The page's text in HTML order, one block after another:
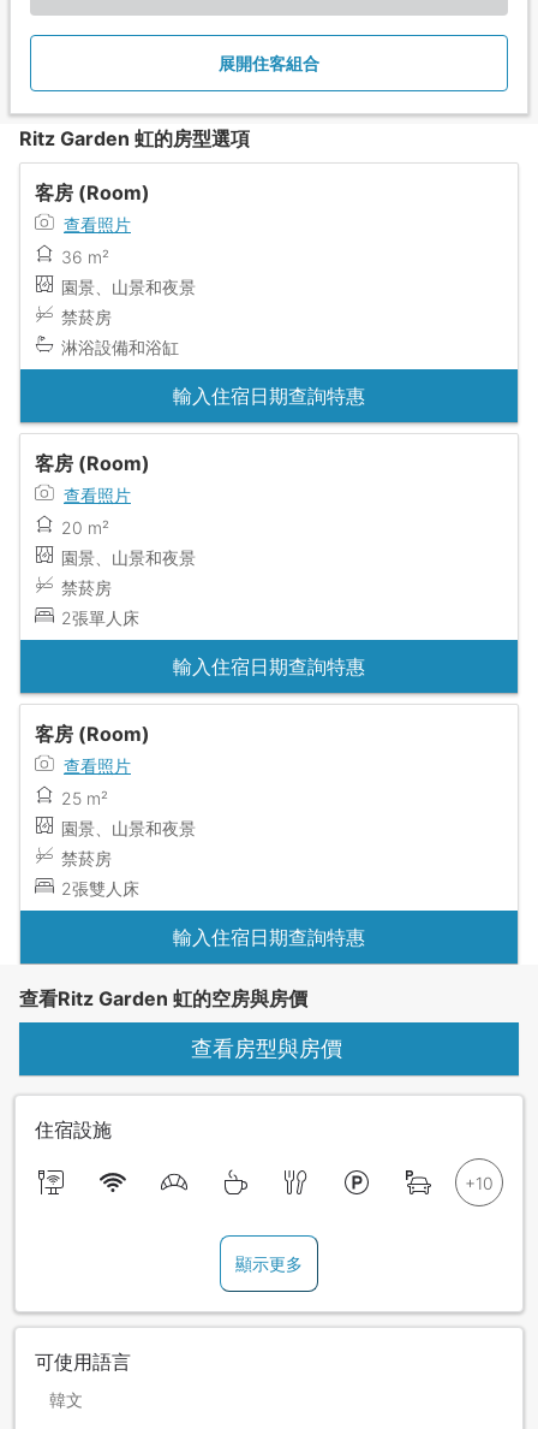
展開住客組合
Ritz Garden 虹的房型選項
客房 (Room)
查看照片
36 m²
園景、山景和夜景
禁菸房
淋浴設備和浴缸
輸入住宿日期查詢特惠
客房 (Room)
查看照片
20 m²
園景、山景和夜景
禁菸房
2張單人床
輸入住宿日期查詢特惠
客房 (Room)
查看照片
25 m²
園景、山景和夜景
禁菸房
2張雙人床
輸入住宿日期查詢特惠
查看Ritz Garden 虹的空房與房價
查看房型與房價
住宿設施
顯示更多
可使用語言
韓文